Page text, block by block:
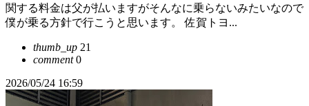
関する料金は父が払いますがそんなに乗らないみたいなので
僕が乗る方針で行こうと思います。 佐賀トヨ...
thumb_up 21
comment0
2026/05/24 16:59